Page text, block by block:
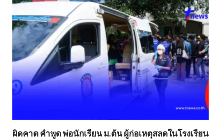
ผิดคาด คำพูด พ่อนักเรียน ม.ต้น ผู้ก่อเหตุสลดในโรงเรียน